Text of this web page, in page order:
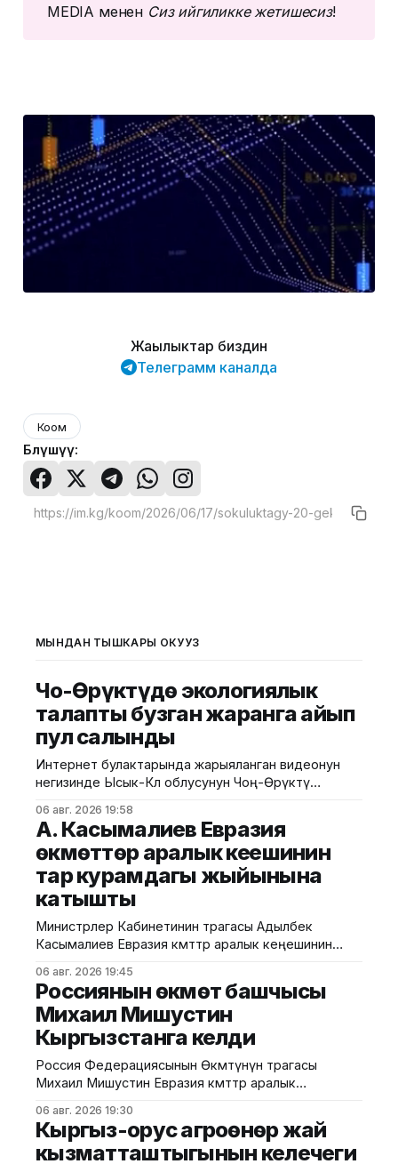
MEDIA менен Сиз ийгиликке жетишесиз!
Жаңылыктар биздин
Телеграмм каналда
Коом
Бөлүшүү:
МЫНДАН ТЫШКАРЫ ОКУҢУЗ
Чоң-Өрүктүдө экологиялык
талапты бузган жаранга айып
пул салынды
Интернет булактарында жарыяланган видеонун
негизинде Ысык-Көл облусунун Чоң-Өрүктү
жерге төгүү фактысы аныкталды. Бул тууралуу
Жаратылыш ресурстары, экология жана
техникалык көзөмөл министрлигинен билдиришти.
Маалыматка ылайык, Экологиялык жана
техникалык көзөмөл кызматынын Ысык-Көл
регионалдык башкармалыгынын тескөөчүлөрү
жүргүзгөн текшерүүдө экологиялык талаптарды
бузган жаран аныкталган. Жыйынтыгында "Укук
06 авг. 2026 19:58
А. Касымалиев Евразия
өкмөттөр аралык кеңешинин
тар курамдагы жыйынына
катышты
Министрлер Кабинетинин төрагасы Адылбек
Касымалиев Евразия өкмөттөр аралык кеңешинин
тууралуу Өкмөттүн басма сөз кызматынан
билдиришти. Жыйындын алдында ЕАЭБге мүчө
мамлекеттердин өкмөт башчыларын расмий тосуп
алуу аземи жана биргелешкен сүрөткө түшүү иш-
чарасы өттү. Андан соң өкмөт башчылары
экономикалык интеграцияны тереңдетүү,
соодадагы тоскоолдуктарды жоюу жана
06 авг. 2026 19:45
Россиянын өкмөт башчысы
Михаил Мишустин
Кыргызстанга келди
Россия Федерациясынын Өкмөтүнүн төрагасы
Михаил Мишустин Евразия өкмөттөр аралык
Кыргызстанга келди. Аны Ысык-Көл эл аралык
аэропортунан Министрлер Кабинетинин
Төрагасынын орун басары Эрлист Акунбеков тосуп
06 авг. 2026 19:30
Кыргыз-орус агроөнөр жай
кызматташтыгынын келечеги